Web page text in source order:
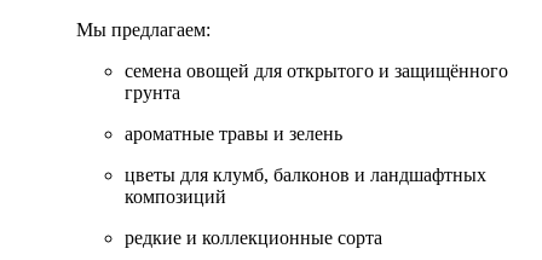
Мы предлагаем:
семена овощей для открытого и защищённого
грунта
ароматные травы и зелень
цветы для клумб, балконов и ландшафтных
композиций
редкие и коллекционные сорта